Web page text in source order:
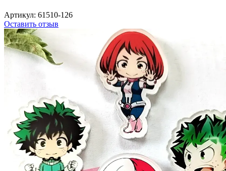
Артикул: 61510-126
Оставить отзыв